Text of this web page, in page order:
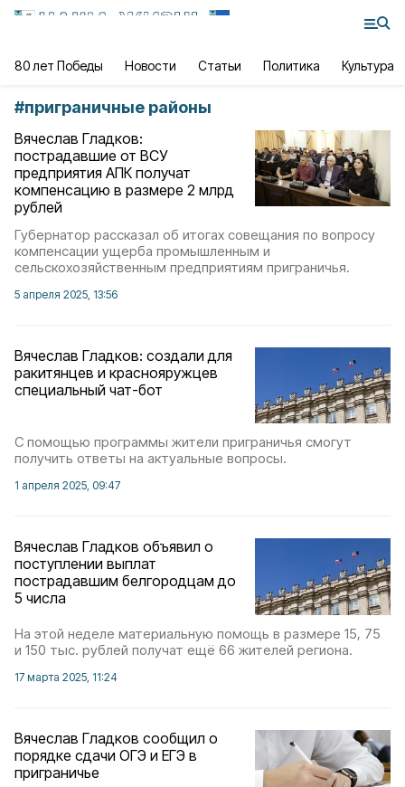
80 лет Победы Новости Статьи Политика Культура
#приграничные районы
Вячеслав Гладков:
пострадавшие от ВСУ
предприятия АПК получат
компенсацию в размере 2 млрд
рублей
Губернатор рассказал об итогах совещания по вопросу
компенсации ущерба промышленным и
сельскохозяйственным предприятиям приграничья.
5 апреля 2025, 13:56
Вячеслав Гладков: создали для
ракитянцев и краснояружцев
специальный чат-бот
С помощью программы жители приграничья смогут
получить ответы на актуальные вопросы.
1 апреля 2025, 09:47
Вячеслав Гладков объявил о
поступлении выплат
пострадавшим белгородцам до
5 числа
На этой неделе материальную помощь в размере 15, 75
и 150 тыс. рублей получат ещё 66 жителей региона.
17 марта 2025, 11:24
Вячеслав Гладков сообщил о
порядке сдачи ОГЭ и ЕГЭ в
приграничье